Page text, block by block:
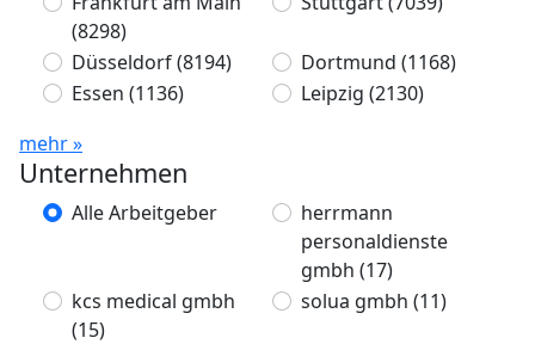
(8298)
Düsseldorf(8194) Dortmund (1168)
Essen (1136) Leipzig (2130)
mehr »
Unternehmen
Alle Arbeitgeber
herrmann
personaldienste
gmbh (17)
kcs medical gmbh
(15)
solua gmbh (11)